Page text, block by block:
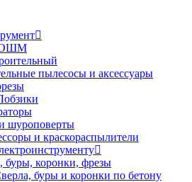
пылесосы и аксессуары
шуроповерты
и краскораспылители
буры, коронки, фрезы
буры и коронки по бетону